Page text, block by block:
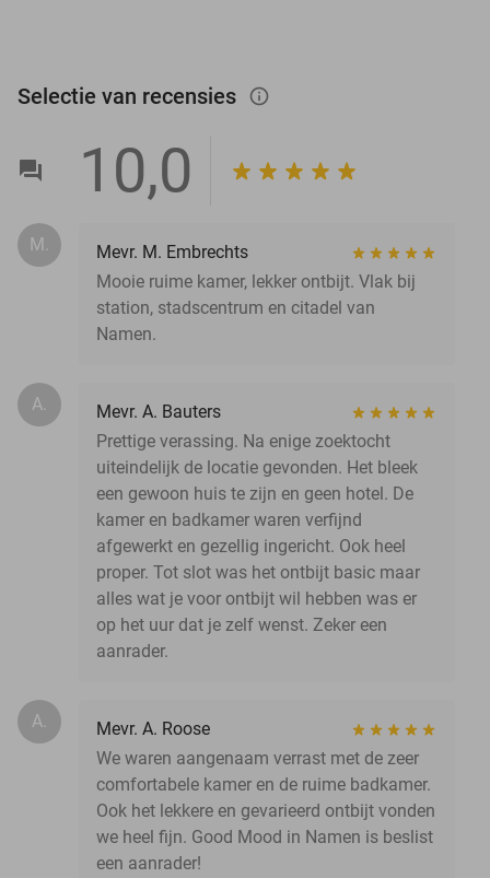
Selectie van recensies info_outlined
10,0
M.
Mevr. M. Embrechts
Mooie ruime kamer, lekker ontbijt. Vlak bij
station, stadscentrum en citadel van
Namen.
A.
Mevr. A. Bauters
Prettige verassing. Na enige zoektocht
uiteindelijk de locatie gevonden. Het bleek
een gewoon huis te zijn en geen hotel. De
kamer en badkamer waren verfijnd
afgewerkt en gezellig ingericht. Ook heel
proper. Tot slot was het ontbijt basic maar
alles wat je voor ontbijt wil hebben was er
op het uur dat je zelf wenst. Zeker een
aanrader.
A.
Mevr. A. Roose
We waren aangenaam verrast met de zeer
comfortabele kamer en de ruime badkamer.
Ook het lekkere en gevarieerd ontbijt vonden
we heel fijn. Good Mood in Namen is beslist
een aanrader!